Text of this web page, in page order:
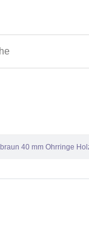
40 mm Ohrringe